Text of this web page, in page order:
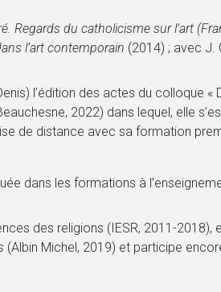
Regards du catholicisme sur l’art
l’art contemporain (2014) ; avec J.
l’édition des actes du colloque
2022) dans lequel, elle
de distance avec sa formation
dans les formations à
des religions (IESR, 2011-2018),
(Albin Michel, 2019) et participe